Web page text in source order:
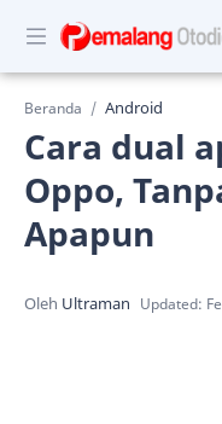
Beranda Android
Cara dual
Oppo,
Apapun